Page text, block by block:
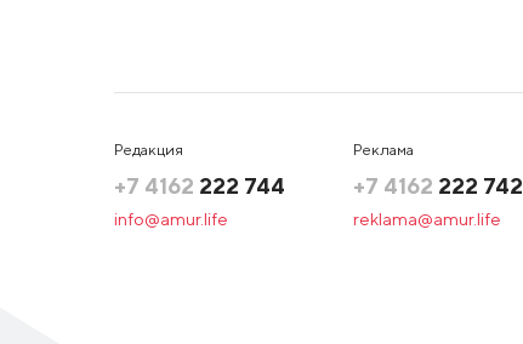
Редакция
+7 4162 222 744
info@amur.life
Реклама
+7 4162 222 742
reklama@amur.life